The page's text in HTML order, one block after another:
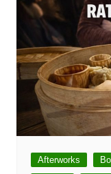
Afterworks